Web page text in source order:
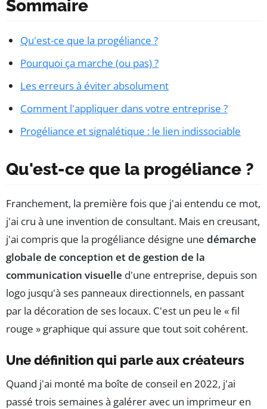
Sommaire
Qu'est-ce que la progéliance ?
Pourquoi ça marche (ou pas) ?
Les erreurs à éviter absolument
Comment l'appliquer dans votre entreprise ?
Progéliance et signalétique : le lien indissociable
Qu'est-ce que la progéliance ?
Franchement, la première fois que j'ai entendu ce mot,
j'ai cru à une invention de consultant. Mais en creusant,
j'ai compris que la progéliance désigne une démarche
globale de conception et de gestion de la
communication visuelle d'une entreprise, depuis son
logo jusqu'à ses panneaux directionnels, en passant
par la décoration de ses locaux. C'est un peu le « fil
rouge » graphique qui assure que tout soit cohérent.
Une définition qui parle aux créateurs
Quand j'ai monté ma boîte de conseil en 2022, j'ai
passé trois semaines à galérer avec un imprimeur en